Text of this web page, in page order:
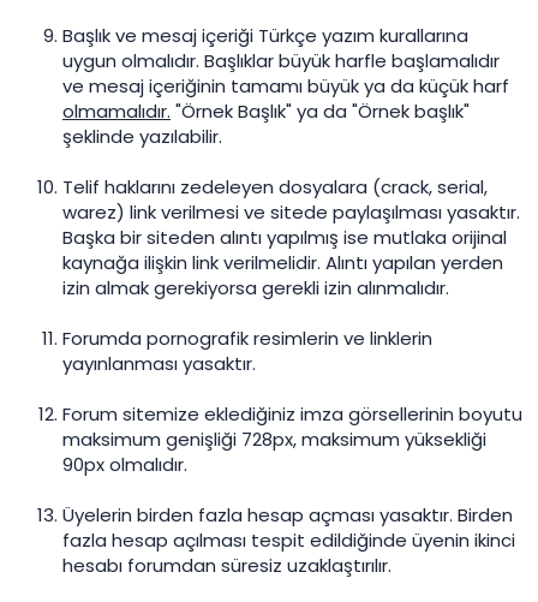
Başlık ve mesaj içeriği Türkçe yazım kurallarına
uygun olmalıdır. Başlıklar büyük harfle başlamalıdır
ve mesaj içeriğinin tamamı büyük ya da küçük harf
olmamalıdır. "Örnek Başlık" ya da "Örnek başlık"
şeklinde yazılabilir.
Telif haklarını zedeleyen dosyalara (crack, serial,
warez) link verilmesi ve sitede paylaşılması yasaktır.
Başka bir siteden alıntı yapılmış ise mutlaka orijinal
kaynağa ilişkin link verilmelidir. Alıntı yapılan yerden
izin almak gerekiyorsa gerekli izin alınmalıdır.
Forumda pornografik resimlerin ve linklerin
yayınlanması yasaktır.
Forum sitemize eklediğiniz imza görsellerinin boyutu
maksimum genişliği 728px, maksimum yüksekliği
90px olmalıdır.
Üyelerin birden fazla hesap açması yasaktır. Birden
fazla hesap açılması tespit edildiğinde üyenin ikinci
hesabı forumdan süresiz uzaklaştırılır.